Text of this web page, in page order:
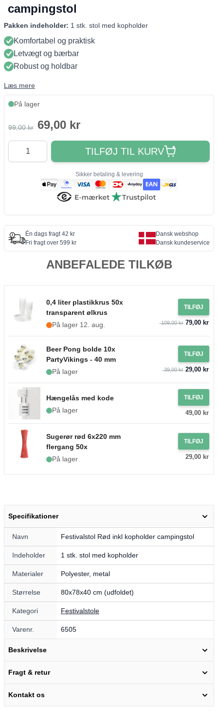
campingstol
Pakken indeholder: 1 stk. stol med kopholder
Komfortabel og praktisk
Letvægt og bærbar
Robust og holdbar
Læs mere
På lager
99,00 kr 69,00 kr
Antal
TILFØJ TIL KURV
Sikker betaling & levering
Én dags fragt 42 kr
Fri fragt over 599 kr
Dansk webshop
Dansk kundeservice
ANBEFALEDE TILKØB
0,4 liter plastikkrus 50x
transparent ølkrus
På lager 12. aug.
TILFØJ
109,00 kr79,00 kr
Beer Pong bolde 10x
PartyVikings - 40 mm
På lager
TILFØJ
39,00 kr29,00 kr
Hængelås med kode
På lager
TILFØJ
49,00 kr
Sugerør rød 6x220 mm
flergang 50x
På lager
TILFØJ
29,00 kr
Specifikationer
Navn Festivalstol Rød inkl kopholder campingstol
Indeholder 1 stk. stol med kopholder
Materialer Polyester, metal
Størrelse 80x78x40 cm (udfoldet)
Kategori Festivalstole
Varenr. 6505
Beskrivelse
Fragt & retur
Kontakt os